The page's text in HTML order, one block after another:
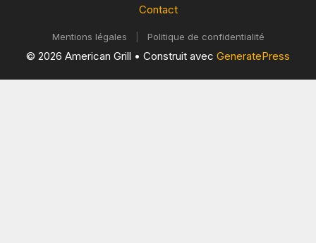
Contact
Mentions légales Politique de confidentialité
© 2026 American Grill • Construit avec GeneratePress